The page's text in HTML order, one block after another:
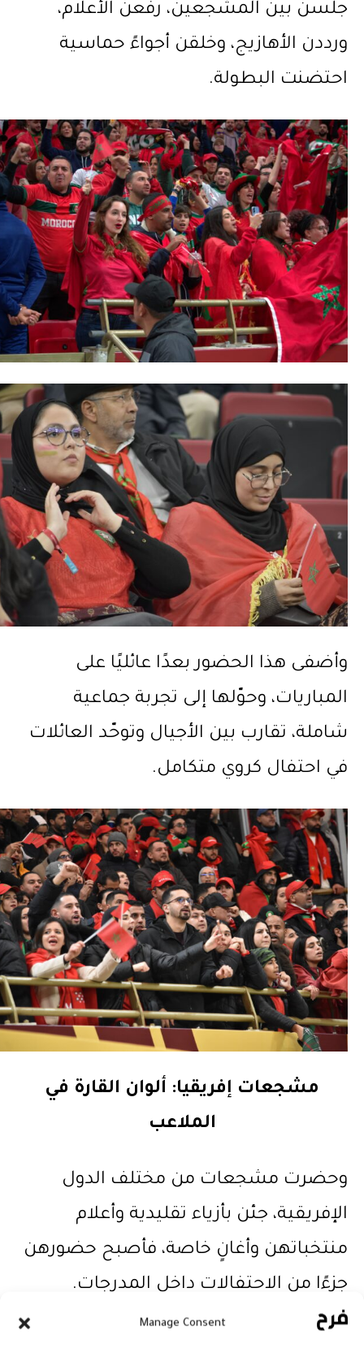
Manage Consent
جلسن بين المشجعين، رفعن الأعلام،
ورددن الأهازيج، وخلقن أجواءً حماسية
احتضنت البطولة.
وأضفى هذا الحضور بعدًا عائليًا على
المباريات، وحوّلها إلى تجربة جماعية
شاملة، تقارب بين الأجيال وتوحّد العائلات
في احتفال كروي متكامل.
مشجعات إفريقيا: ألوان القارة في
الملاعب
وحضرت مشجعات من مختلف الدول
الإفريقية، جئن بأزياء تقليدية وأعلام
منتخباتهن وأغانٍ خاصة، فأصبح حضورهن
جزءًا من الاحتفالات داخل المدرجات.